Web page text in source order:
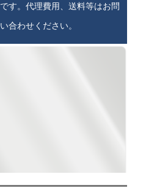
です。代理費用、送料等はお問
い合わせください。